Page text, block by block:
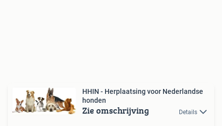
HHIN - Herplaatsing voor Nederlandse
honden
Zie omschrijving Details